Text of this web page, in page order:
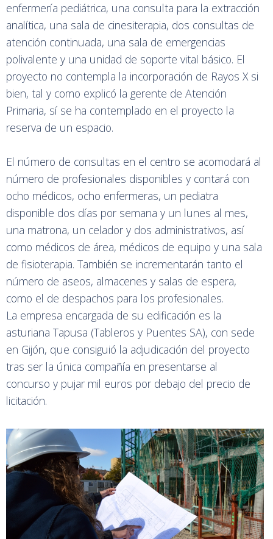
enfermería pediátrica, una consulta para la extracción
analítica, una sala de cinesiterapia, dos consultas de
atención continuada, una sala de emergencias
polivalente y una unidad de soporte vital básico. El
proyecto no contempla la incorporación de Rayos X si
bien, tal y como explicó la gerente de Atención
Primaria, sí se ha contemplado en el proyecto la
reserva de un espacio.
El número de consultas en el centro se acomodará al
número de profesionales disponibles y contará con
ocho médicos, ocho enfermeras, un pediatra
disponible dos días por semana y un lunes al mes,
una matrona, un celador y dos administrativos, así
como médicos de área, médicos de equipo y una sala
de fisioterapia. También se incrementarán tanto el
número de aseos, almacenes y salas de espera,
como el de despachos para los profesionales.
La empresa encargada de su edificación es la
asturiana Tapusa (Tableros y Puentes SA), con sede
en Gijón, que consiguió la adjudicación del proyecto
tras ser la única compañía en presentarse al
concurso y pujar mil euros por debajo del precio de
licitación.